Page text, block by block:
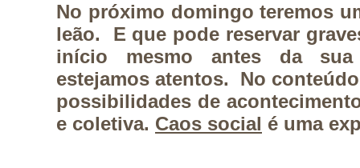
No próximo domingo teremos
leão. E que pode reservar
início mesmo antes da sua
estejamos atentos. No
possibilidades de
e coletiva. Caos social é uma